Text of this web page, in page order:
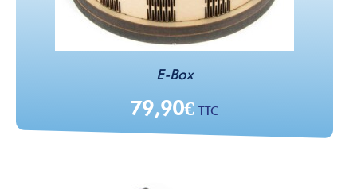
E-Box
79,90€ TTC